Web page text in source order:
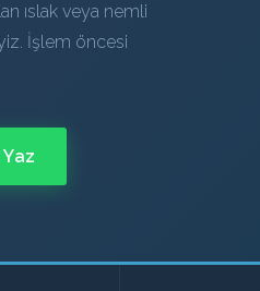
ıslak veya nemli
İşlem öncesi